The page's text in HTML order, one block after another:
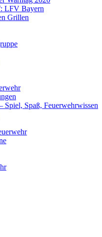
LFV Bayern
Grillen
Spiel, Spaß, Feuerwehrwissen